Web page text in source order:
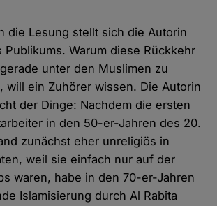
die Lesung stellt sich die Autorin
Publikums. Warum diese Rückkehr
unter den Muslimen zu
will ein Zuhörer wissen. Die Autorin
der Dinge: Nachdem die ersten
in den 50-er-Jahren des 20.
zunächst eher unreligiös in
weil sie einfach nur auf der
waren, habe in den 70-er-Jahren
Islamisierung durch Al Rabita